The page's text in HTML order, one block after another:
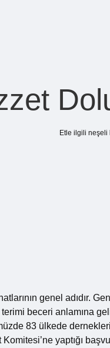
Etle ilgili neşeli
genel adıdır.
beceri anlamına
83 ülkede dernekleri
yaptığı